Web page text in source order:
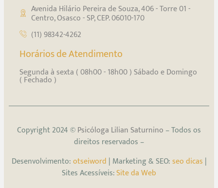
Avenida Hilário Pereira de Souza, 406 - Torre 01 -
Centro, Osasco - SP, CEP. 06010-170
(11) 98342-4262
Horários de Atendimento
Segunda à sexta ( 08h00 - 18h00 ) Sábado e Domingo
( Fechado )
Copyright 2024 ©Psicóloga Lilian Saturnino – Todos os
direitos reservados –
Desenvolvimento:otseiword | Marketing & SEO:seo dicas |
Sites Acessíveis:Site da Web